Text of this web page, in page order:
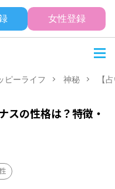
女性登録
ピーライフ 神秘 【
スの性格は？特徴・